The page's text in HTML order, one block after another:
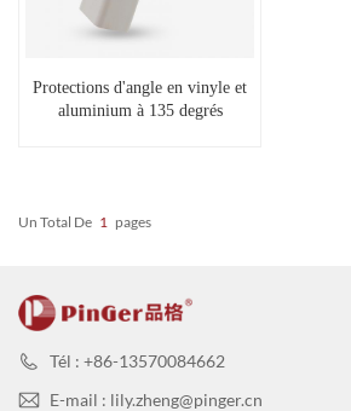
Protections d'angle en vinyle et
aluminium à 135 degrés
Un Total De 1 Pages
Tél : +86-13570084662
E-mail : lily.zheng@pinger.cn